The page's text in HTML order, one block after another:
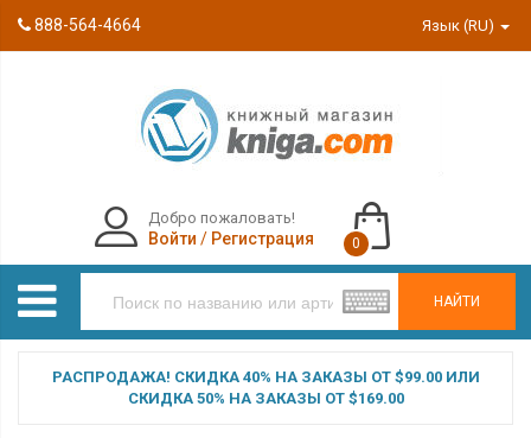
888-564-4664 Язык (RU)
НАЙТИ
Добро пожаловать!
Войти / Регистрация 0
РАСПРОДАЖА! СКИДКА 40% НА ЗАКАЗЫ ОТ $99.00 ИЛИ
СКИДКА 50% НА ЗАКАЗЫ ОТ $169.00